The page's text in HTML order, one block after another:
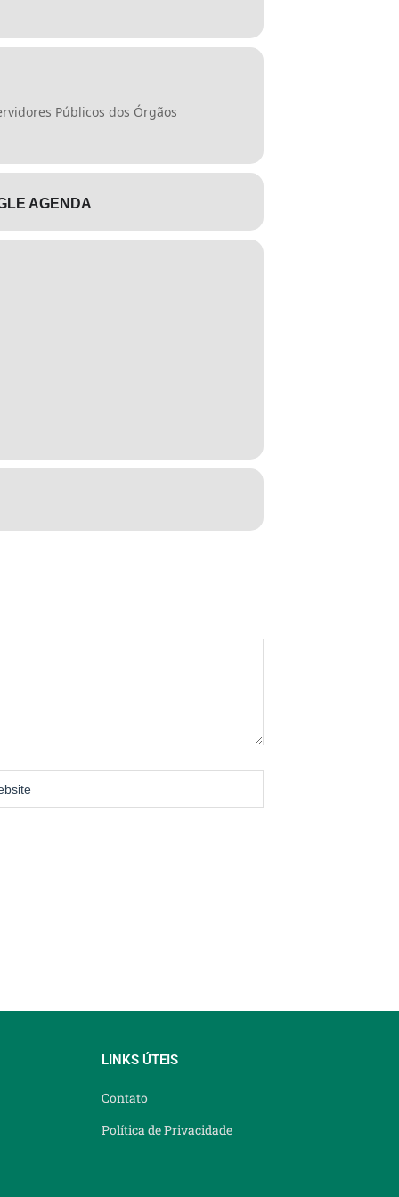
Públicos dos Órgãos
AGENDA
LINKS ÚTEIS
Contato
Política de Privacidade